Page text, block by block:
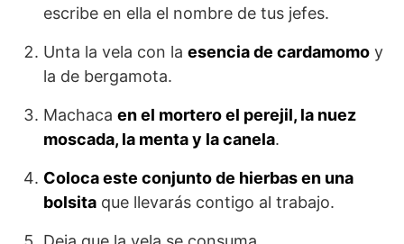
escribe en ella el nombre de tus jefes.
Unta la vela con la esencia de cardamomo y
la de bergamota.
Machaca en el mortero el perejil, la nuez
moscada, la menta y la canela.
Coloca este conjunto de hierbas en una
bolsita que llevarás contigo al trabajo.